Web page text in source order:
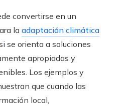
convertirse en un
la adaptación climática
se orienta a soluciones
apropiadas y
Los ejemplos y
que cuando las
local,